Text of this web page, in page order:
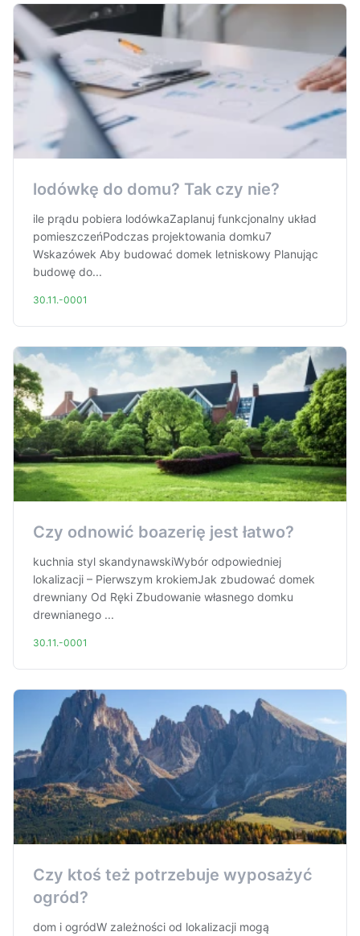
lodówkę do domu? Tak czy nie?
ile prądu pobiera lodówkaZaplanuj funkcjonalny układ
pomieszczeńPodczas projektowania domku7
Wskazówek Aby budować domek letniskowy Planując
budowę do...
30.11.-0001
Czy odnowić boazerię jest łatwo?
kuchnia styl skandynawskiWybór odpowiedniej
lokalizacji – Pierwszym krokiemJak zbudować domek
drewniany Od Ręki Zbudowanie własnego domku
drewnianego ...
30.11.-0001
Czy ktoś też potrzebuje wyposażyć
ogród?
dom i ogródW zależności od lokalizacji mogą